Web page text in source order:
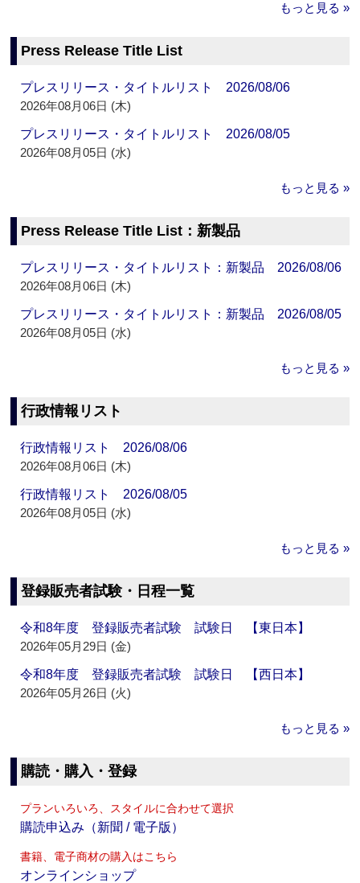
もっと見る »
Press Release Title List
プレスリリース・タイトルリスト 2026/08/06
2026年08月06日 (木)
プレスリリース・タイトルリスト 2026/08/05
2026年08月05日 (水)
もっと見る »
Press Release Title List：新製品
プレスリリース・タイトルリスト：新製品 2026/08/06
2026年08月06日 (木)
プレスリリース・タイトルリスト：新製品 2026/08/05
2026年08月05日 (水)
もっと見る »
行政情報リスト
行政情報リスト 2026/08/06
2026年08月06日 (木)
行政情報リスト 2026/08/05
2026年08月05日 (水)
もっと見る »
登録販売者試験・日程一覧
令和8年度 登録販売者試験 試験日 【東日本】
2026年05月29日 (金)
令和8年度 登録販売者試験 試験日 【西日本】
2026年05月26日 (火)
もっと見る »
購読・購入・登録
プランいろいろ、スタイルに合わせて選択
購読申込み（新聞 / 電子版）
書籍、電子商材の購入はこちら
オンラインショップ